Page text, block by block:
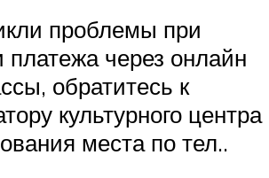
проблемы при
платежа через онлайн
обратитесь к
культурного центра
места по тел..